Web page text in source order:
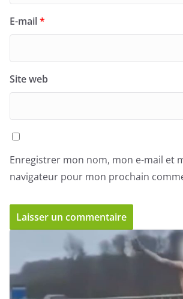
E-mail*
Site web
Enregistrer mon nom, mon e-mail et
navigateur pour mon prochain